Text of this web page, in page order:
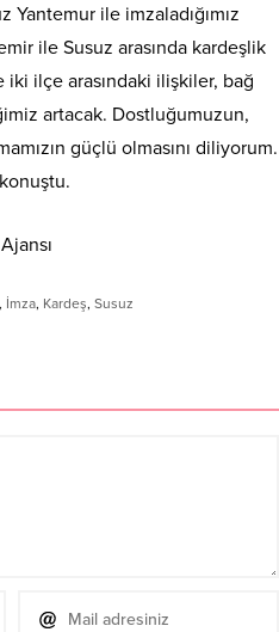
Yantemur ile imzaladığımız
ile Susuz arasında kardeşlik
ilçe arasındaki ilişkiler, bağ
artacak. Dostluğumuzun,
güçlü olmasını diliyorum.
, İmza, Kardeş, Susuz